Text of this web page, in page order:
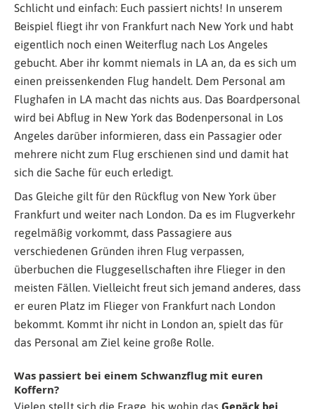
Schlicht und einfach: Euch passiert nichts! In unserem
Beispiel fliegt ihr von Frankfurt nach New York und habt
eigentlich noch einen Weiterflug nach Los Angeles
gebucht. Aber ihr kommt niemals in LA an, da es sich um
einen preissenkenden Flug handelt. Dem Personal am
Flughafen in LA macht das nichts aus. Das Boardpersonal
wird bei Abflug in New York das Bodenpersonal in Los
Angeles darüber informieren, dass ein Passagier oder
mehrere nicht zum Flug erschienen sind und damit hat
sich die Sache für euch erledigt.
Das Gleiche gilt für den Rückflug von New York über
Frankfurt und weiter nach London. Da es im Flugverkehr
regelmäßig vorkommt, dass Passagiere aus
verschiedenen Gründen ihren Flug verpassen,
überbuchen die Fluggesellschaften ihre Flieger in den
meisten Fällen. Vielleicht freut sich jemand anderes, dass
er euren Platz im Flieger von Frankfurt nach London
bekommt. Kommt ihr nicht in London an, spielt das für
das Personal am Ziel keine große Rolle.
Was passiert bei einem Schwanzflug mit euren
Koffern?
Vielen stellt sich die Frage, bis wohin das Gepäck bei